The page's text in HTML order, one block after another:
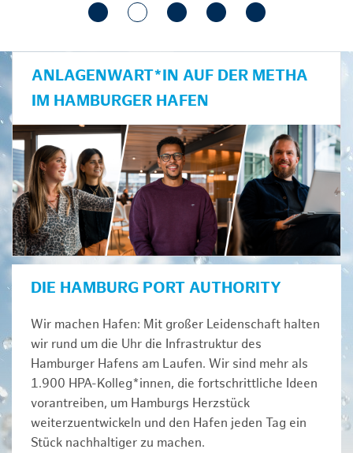
ANLAGENWART*IN AUF DER METHA
IM HAMBURGER HAFEN
DIE HAMBURG PORT AUTHORITY
Wir machen Hafen: Mit großer Leidenschaft halten
wir rund um die Uhr die Infrastruktur des
Hamburger Hafens am Laufen. Wir sind mehr als
1.900 HPA-Kolleg*innen, die fortschrittliche Ideen
vorantreiben, um Hamburgs Herzstück
weiterzuentwickeln und den Hafen jeden Tag ein
Stück nachhaltiger zu machen.